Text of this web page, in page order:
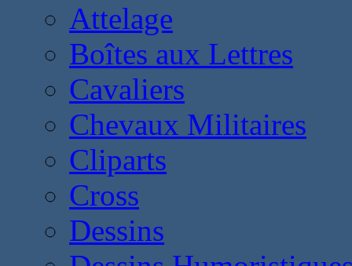
Attelage
Boîtes aux Lettres
Cavaliers
Chevaux Militaires
Cliparts
Cross
Dessins